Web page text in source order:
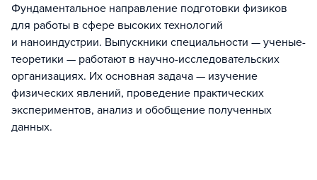
Фундаментальное направление подготовки физиков
для работы в сфере высоких технологий
и наноиндустрии. Выпускники специальности — ученые-
теоретики — работают в научно-исследовательских
организациях. Их основная задача — изучение
физических явлений, проведение практических
экспериментов, анализ и обобщение полученных
данных.